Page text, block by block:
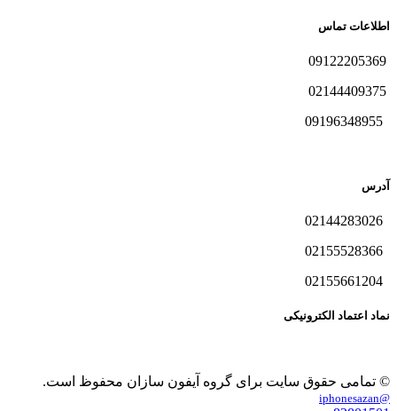
اطلاعات تماس
آدرس
نماد اعتماد الکترونیکی
© تمامی حقوق سایت برای گروه آیفون سازان محفوظ است.
@iphonesazan